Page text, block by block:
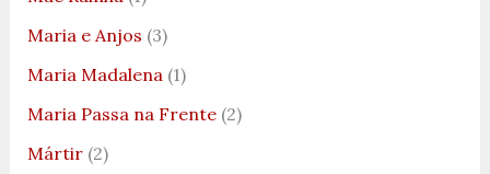
Maria e Anjos (3)
Maria Madalena(1)
Maria Passa na Frente(2)
Mártir(2)